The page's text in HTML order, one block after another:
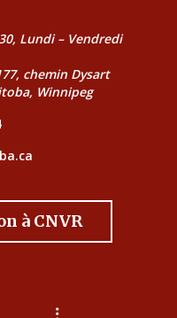
Lundi – Vendredi
chemin Dysart
Winnipeg
à CNVR